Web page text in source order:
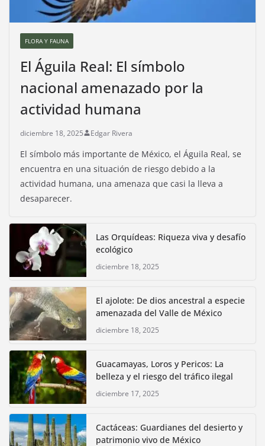
FLORA Y FAUNA
El Águila Real: El símbolo
nacional amenazado por la
actividad humana
diciembre 18, 2025 Edgar Rivera
El símbolo más importante de México, el Águila Real, se
encuentra en una situación de riesgo debido a la
actividad humana, una amenaza que casi la lleva a
desaparecer.
Las Orquídeas: Riqueza viva y desafío
ecológico
diciembre 18, 2025
El ajolote: De dios ancestral a especie
amenazada del Valle de México
diciembre 18, 2025
Guacamayas, Loros y Pericos: La
belleza y el riesgo del tráfico ilegal
diciembre 17, 2025
Cactáceas: Guardianes del desierto y
patrimonio vivo de México